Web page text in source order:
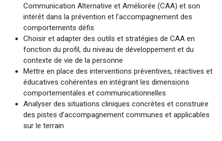
Communication Alternative et Améliorée (CAA) et son
intérêt dans la prévention et l’accompagnement des
comportements défis
Choisir et adapter des outils et stratégies de CAA en
fonction du profil, du niveau de développement et du
contexte de vie de la personne
Mettre en place des interventions préventives, réactives et
éducatives cohérentes en intégrant les dimensions
comportementales et communicationnelles
Analyser des situations cliniques concrètes et construire
des pistes d’accompagnement communes et applicables
sur le terrain